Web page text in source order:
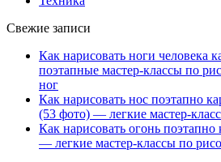
Свежие записи
Как нарисовать ноги человека
поэтапные мастер-классы по
ног
Как нарисовать нос поэтапно
(53 фото) — легкие мастер-
Как нарисовать огонь
— легкие мастер-классы по